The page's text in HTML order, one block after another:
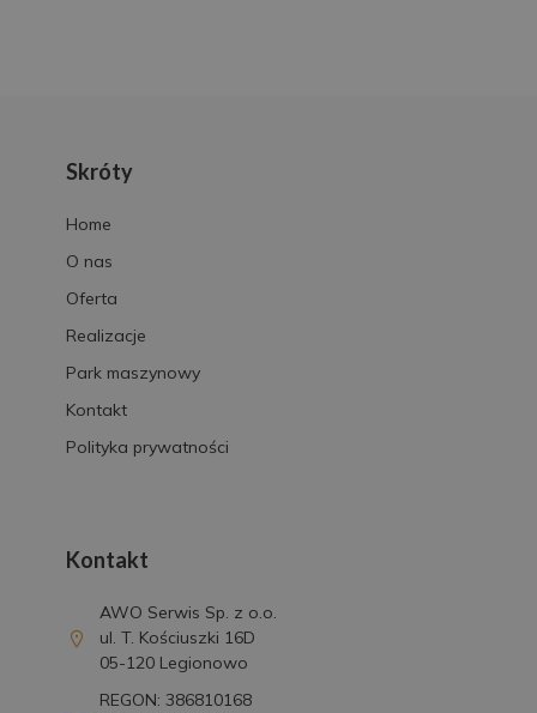
Skróty
Home
O nas
Oferta
Realizacje
Park maszynowy
Kontakt
Polityka prywatności
Kontakt
AWO Serwis Sp. z o.o.
ul. T. Kościuszki 16D
05-120 Legionowo
REGON: 386810168